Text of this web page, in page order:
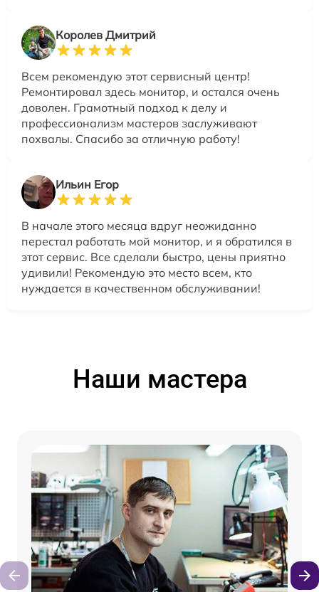
Королев Дмитрий
Всем рекомендую этот сервисный центр!
Ремонтировал здесь монитор, и остался очень
доволен. Грамотный подход к делу и
профессионализм мастеров заслуживают
похвалы. Спасибо за отличную работу!
Ильин Егор
В начале этого месяца вдруг неожиданно
перестал работать мой монитор, и я обратился в
этот сервис. Все сделали быстро, цены приятно
удивили! Рекомендую это место всем, кто
нуждается в качественном обслуживании!
Наши мастера